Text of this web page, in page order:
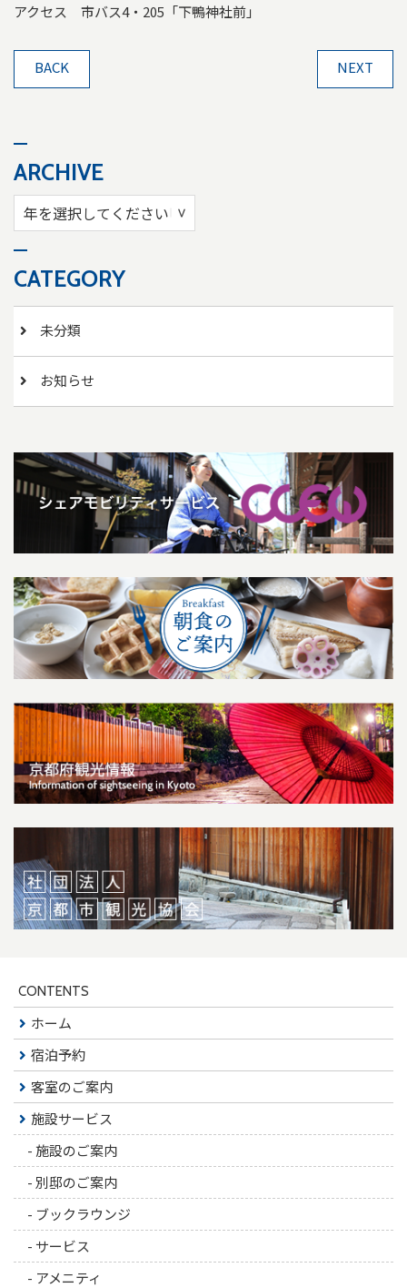
アクセス 市バス4・205「下鴨神社前」
BACK NEXT
ARCHIVE
CATEGORY
未分類
お知らせ
CONTENTS
ホーム
宿泊予約
客室のご案内
施設サービス
-施設のご案内
- 別邸のご案内
- ブックラウンジ
- サービス
- アメニティ